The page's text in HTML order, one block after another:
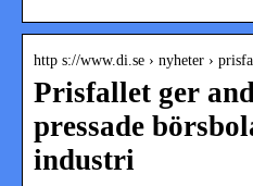
http s://www.di.se › nyheter ›
Prisfallet ger
pressade
industri